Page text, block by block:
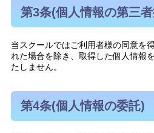
第3条(個人情報の第三
当スクールではご利用者様の同意を
れた場合を除き、取得した個人情報
たしません。
第4条(個人情報の委託)